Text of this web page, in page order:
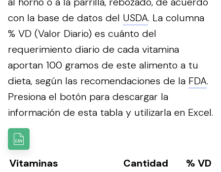
con la base de datos del USDA. La columna
% VD (Valor Diario) es cuánto del
requerimiento diario de cada vitamina
aportan 100 gramos de este alimento a tu
dieta, según las recomendaciones de la FDA.
Presiona el botón para descargar la
información de esta tabla y utilizarla en Excel.
Vitaminas Cantidad % VD